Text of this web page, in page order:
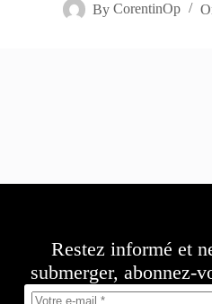
By CorentinOp
Restez informé et
submerger, abonnez-